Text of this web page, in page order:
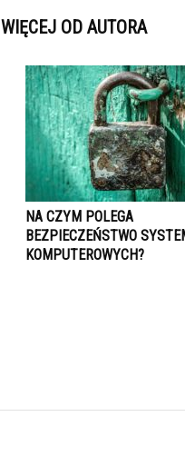
WIĘCEJ OD AUTORA
NA CZYM POLEGA
BEZPIECZEŃSTWO
KOMPUTEROWYCH?